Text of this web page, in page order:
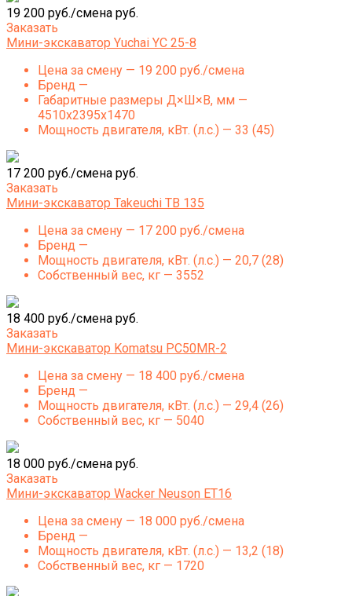
19 200 руб./смена руб.
Заказать
Мини-экскаватор Yuchai YC 25-8
Цена за смену — 19 200 руб./смена
Бренд —
Габаритные размеры Д×Ш×В, мм —
4510х2395х1470
Мощность двигателя, кВт. (л.с.) — 33 (45)
17 200 руб./смена руб.
Заказать
Мини-экскаватор Takeuchi TB 135
Цена за смену — 17 200 руб./смена
Бренд —
Мощность двигателя, кВт. (л.с.) — 20,7 (28)
Собственный вес, кг — 3552
18 400 руб./смена руб.
Заказать
Мини-экскаватор Komatsu PC50MR-2
Цена за смену — 18 400 руб./смена
Бренд —
Мощность двигателя, кВт. (л.с.) — 29,4 (26)
Собственный вес, кг — 5040
18 000 руб./смена руб.
Заказать
Мини-экскаватор Wacker Neuson ET16
Цена за смену — 18 000 руб./смена
Бренд —
Мощность двигателя, кВт. (л.с.) — 13,2 (18)
Собственный вес, кг — 1720